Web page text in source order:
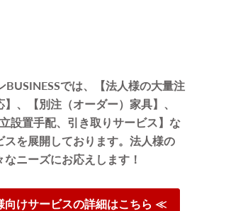
BUSINESSでは、【法人様の大量注
】、【別注（オーダー）家具】、
立設置手配、引き取りサービス】な
スを展開しております。法人様の
なニーズにお応えします！
けサービスの詳細はこちら ≪